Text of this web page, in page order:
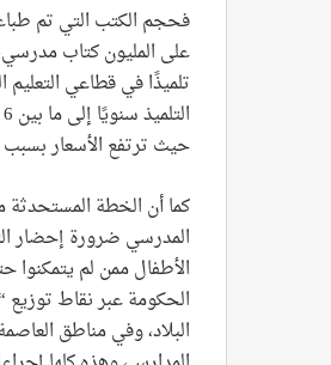
فحجم الكتب التي تم
تلميذًا في قطاعي
حيث ترتفع الأسعار
المدرسي ضرورة إحضار
الأطفال ممن لم يتمكنوا
الحكومة عبر نقاط
البلاد، وفي مناطق